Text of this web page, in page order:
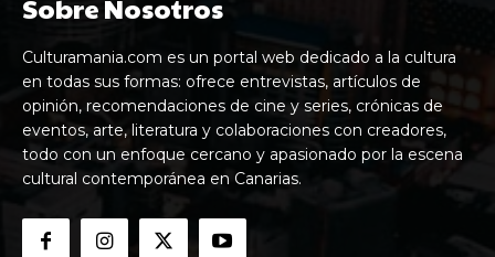
Sobre Nosotros
Culturamania.com es un portal web dedicado a la cultura
en todas sus formas: ofrece entrevistas, artículos de
opinión, recomendaciones de cine y series, crónicas de
eventos, arte, literatura y colaboraciones con creadores,
todo con un enfoque cercano y apasionado por la escena
cultural contemporánea en Canarias.